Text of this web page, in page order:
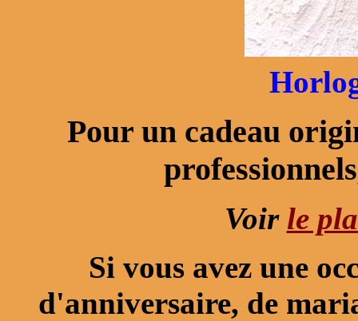
Pour un cadeau
Voir le
Si vous avez une
d'anniversaire, de